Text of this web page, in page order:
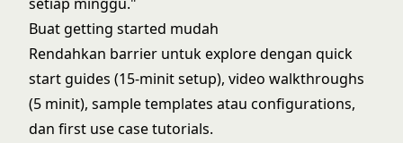
Buat getting started mudah
Rendahkan barrier untuk explore dengan quick
start guides (15-minit setup), video walkthroughs
(5 minit), sample templates atau configurations,
dan first use case tutorials.